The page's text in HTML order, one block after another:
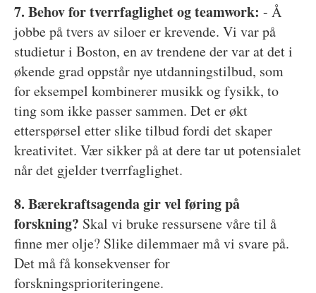
7. Behov for tverrfaglighet og teamwork: - Å
jobbe på tvers av siloer er krevende. Vi var på
studietur i Boston, en av trendene der var at det i
økende grad oppstår nye utdanningstilbud, som
for eksempel kombinerer musikk og fysikk, to
ting som ikke passer sammen. Det er økt
etterspørsel etter slike tilbud fordi det skaper
kreativitet. Vær sikker på at dere tar ut potensialet
når det gjelder tverrfaglighet.
8. Bærekraftsagenda gir vel føring på
forskning? Skal vi bruke ressursene våre til å
finne mer olje? Slike dilemmaer må vi svare på.
Det må få konsekvenser for
forskningsprioriteringene.